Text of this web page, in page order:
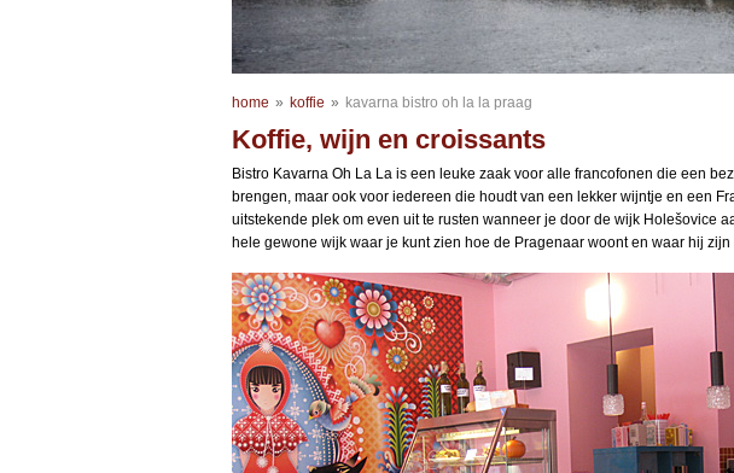
home » koffie » kavarna bistro oh la la praag
Koffie, wijn en croissants
Bistro Kavarna Oh La La is een leuke zaak voor alle francofonen die een
brengen, maar ook voor iedereen die houdt van een lekker wijntje en een
uitstekende plek om even uit te rusten wanneer je door de wijk Holešovice
hele gewone wijk waar je kunt zien hoe de Pragenaar woont en waar hij